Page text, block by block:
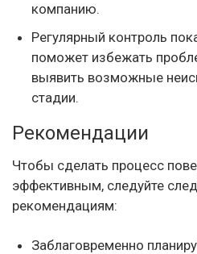
компанию.
Регулярный контроль
поможет избежать
выявить возможные
стадии.
Рекомендации
Чтобы сделать процесс
эффективным, следуйте
рекомендациям:
Заблаговременно